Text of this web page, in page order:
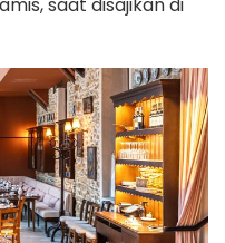
saat disajikan di